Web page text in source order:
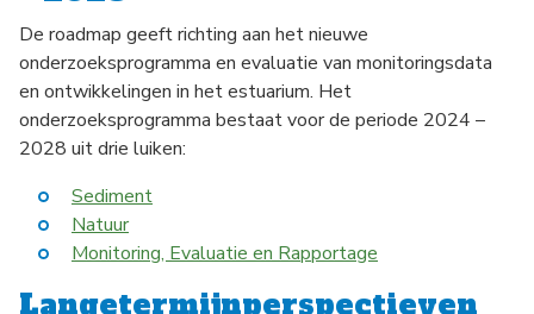
De roadmap geeft richting aan het nieuwe
onderzoeksprogramma en evaluatie van monitoringsdata
en ontwikkelingen in het estuarium. Het
onderzoeksprogramma bestaat voor de periode 2024 –
2028 uit drie luiken:
Sediment
Natuur
Monitoring, Evaluatie en Rapportage
Langetermijnperspectieven